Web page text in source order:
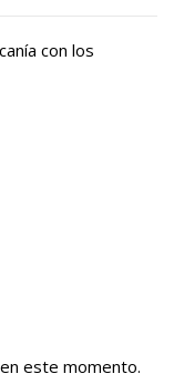
con los
este momento.